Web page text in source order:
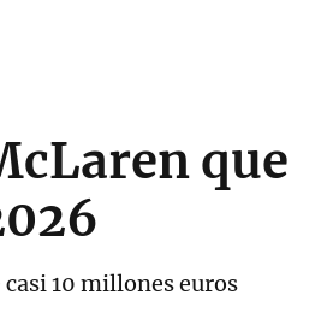
que
10 millones euros